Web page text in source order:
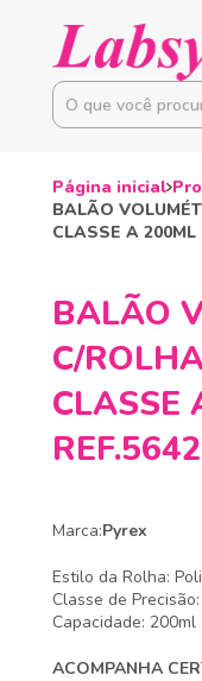
Página inicial
BALÃO
CLASSE A 200ML
BALÃO
C/
CLASSE
REF.5642
Marca:Pyrex
Estilo da Rolha:
Classe de
Capacidade: 200ml
ACOMPANHA